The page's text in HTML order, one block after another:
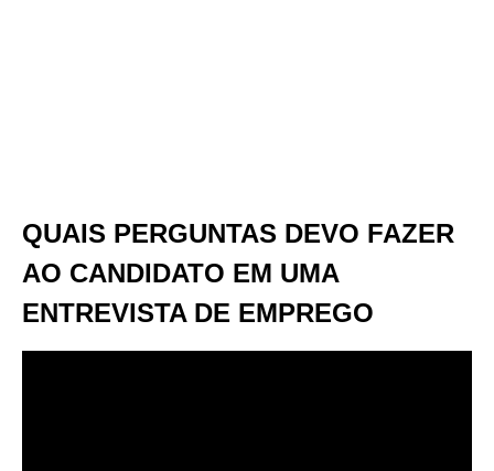
QUAIS PERGUNTAS DEVO FAZER
AO CANDIDATO EM UMA
ENTREVISTA DE EMPREGO